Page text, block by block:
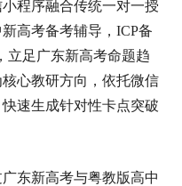
程序融合传统一对一授
高考备考辅导，ICP备
立足广东新高考命题趋
心教研方向，依托微信
速生成针对性卡点突破
东新高考与粤教版高中